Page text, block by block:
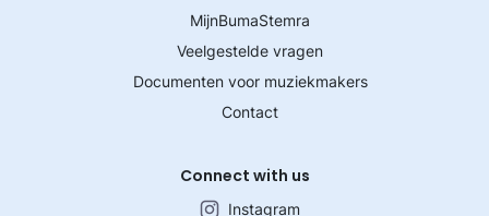
MijnBumaStemra
Veelgestelde vragen
Documenten voor muziekmakers
Contact
Connect with us
Instagram